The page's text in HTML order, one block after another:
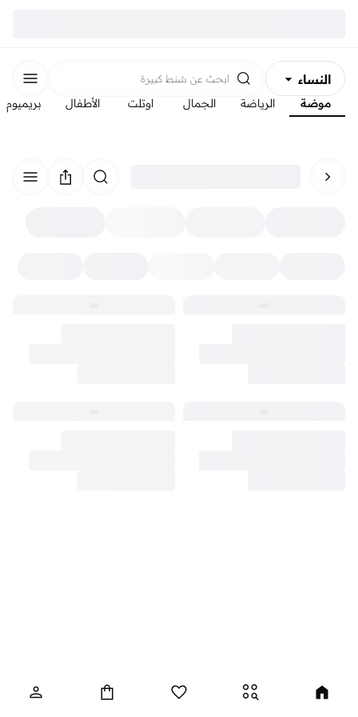
النساء
الرجال
ابحث عن شنط كبيرة
موضة الرياضة الجمال اوتلت الأطفال بريميوم